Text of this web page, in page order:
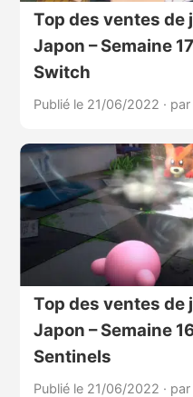
Top des ventes de
Japon – Semaine
Switch
Publié le 21/06/2022 · par
Top des ventes de
Japon – Semaine
Sentinels
Publié le 21/06/2022 · par